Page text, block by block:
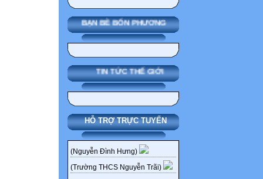
BẠN BÈ BỐN PHƯƠNG
TIN TỨC THẾ GIỚI
HỖ TRỢ TRỰC TUYẾN
(Nguyễn Đình Hưng)
(Trường THCS Nguyễn Trãi)